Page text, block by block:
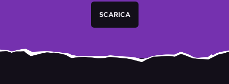
SCARICA